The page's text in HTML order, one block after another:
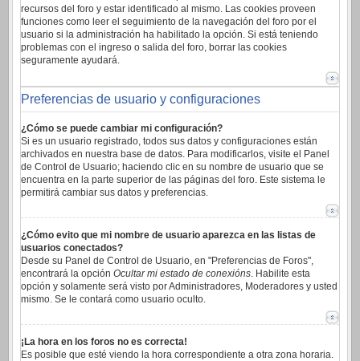
recursos del foro y estar identificado al mismo. Las cookies proveen
funciones como leer el seguimiento de la navegación del foro por el
usuario si la administración ha habilitado la opción. Si está teniendo
problemas con el ingreso o salida del foro, borrar las cookies
seguramente ayudará.
Preferencias de usuario y configuraciones
¿Cómo se puede cambiar mi configuración?
Si es un usuario registrado, todos sus datos y configuraciones están
archivados en nuestra base de datos. Para modificarlos, visite el Panel
de Control de Usuario; haciendo clic en su nombre de usuario que se
encuentra en la parte superior de las páginas del foro. Este sistema le
permitirá cambiar sus datos y preferencias.
¿Cómo evito que mi nombre de usuario aparezca en las listas de
usuarios conectados?
Desde su Panel de Control de Usuario, en "Preferencias de Foros",
encontrará la opción Ocultar mi estado de conexións. Habilite esta
opción y solamente será visto por Administradores, Moderadores y usted
mismo. Se le contará como usuario oculto.
¡La hora en los foros no es correcta!
Es posible que esté viendo la hora correspondiente a otra zona horaria.